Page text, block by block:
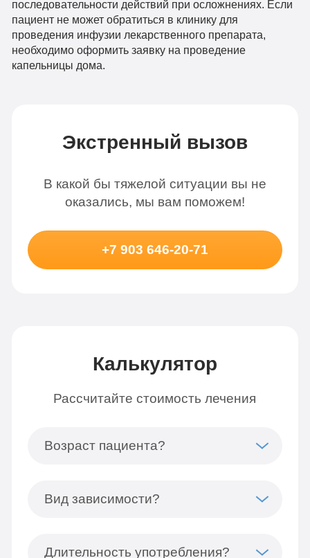
последовательности действий при осложнениях. Если
пациент не может обратиться в клинику для
проведения инфузии лекарственного препарата,
необходимо оформить заявку на проведение
капельницы дома.
Экстренный вызов
В какой бы тяжелой ситуации вы не
оказались, мы вам поможем!
+7 903 646-20-71
Калькулятор
Рассчитайте стоимость лечения
Возраст пациента?
Вид зависимости?
Длительность употребления?